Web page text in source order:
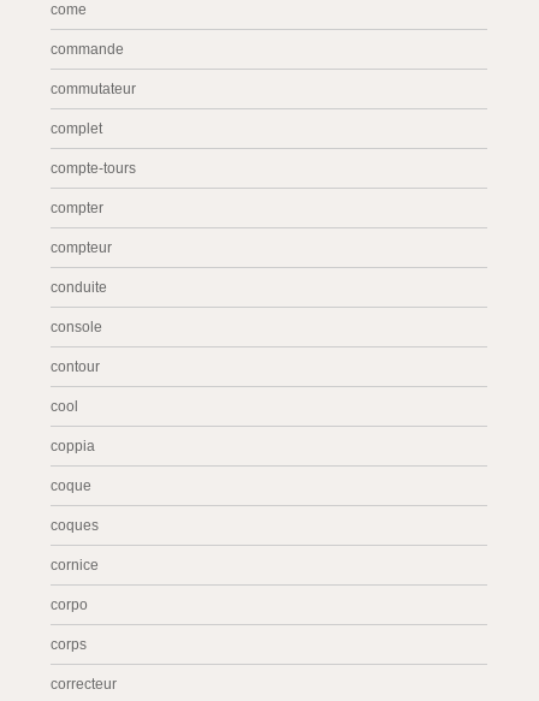
come
commande
commutateur
complet
compte-tours
compter
compteur
conduite
console
contour
cool
coppia
coque
coques
cornice
corpo
corps
correcteur